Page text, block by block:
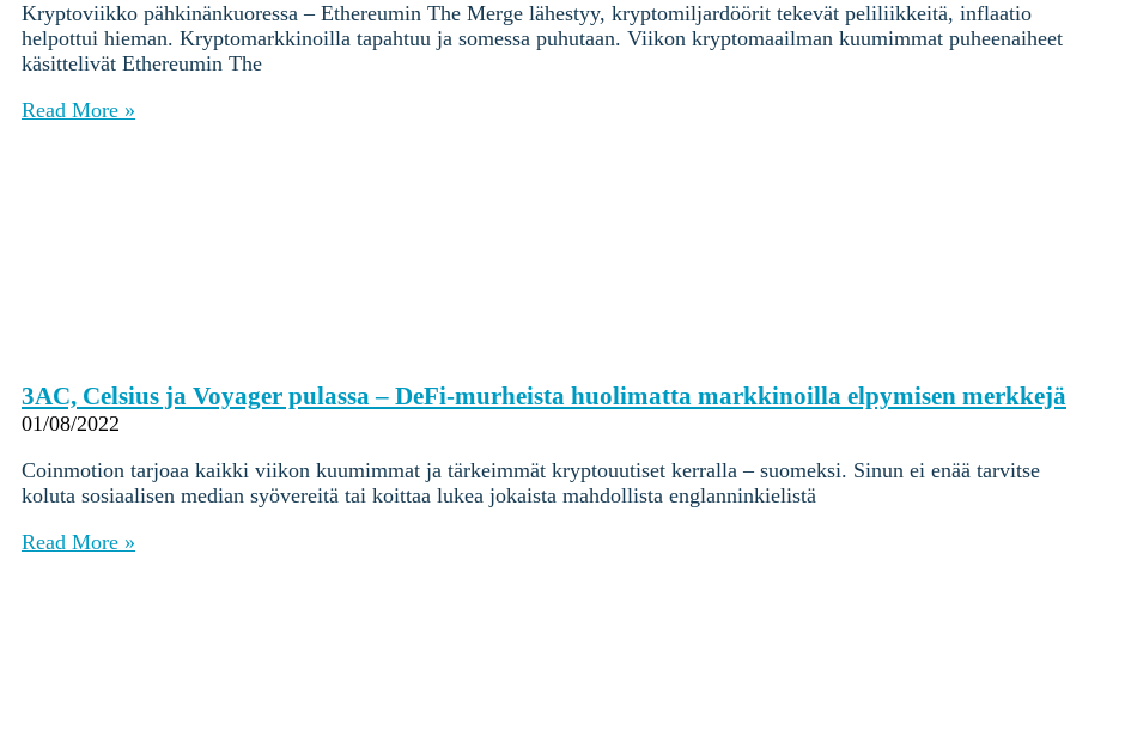
Kryptoviikko pähkinänkuoressa – Ethereumin The Merge lähestyy, kryptomiljardöörit tekevät peliliikkeitä, inflaatio
helpottui hieman. Kryptomarkkinoilla tapahtuu ja somessa puhutaan. Viikon kryptomaailman kuumimmat puheenaiheet
käsittelivät Ethereumin The
Read More »
3AC, Celsius ja Voyager pulassa – DeFi-murheista huolimatta markkinoilla elpymisen merkkejä
01/08/2022
Coinmotion tarjoaa kaikki viikon kuumimmat ja tärkeimmät kryptouutiset kerralla – suomeksi. Sinun ei enää tarvitse
koluta sosiaalisen median syövereitä tai koittaa lukea jokaista mahdollista englanninkielistä
Read More »